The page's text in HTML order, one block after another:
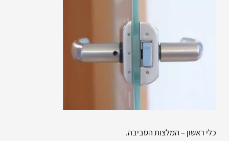
כלי ראשון – המלצות הסביבה.